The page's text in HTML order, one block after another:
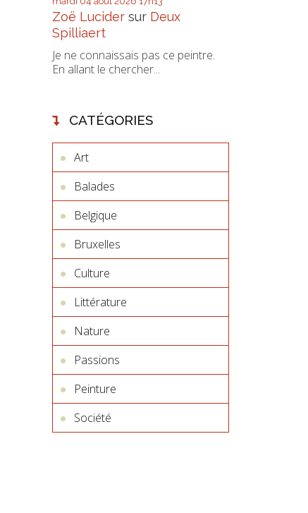
Zoë Lucidersur Deux
Spilliaert
Je ne connaissais pas ce peintre.
En allant le chercher...
CATÉGORIES
Art
Balades
Belgique
Bruxelles
Culture
Littérature
Nature
Passions
Peinture
Société